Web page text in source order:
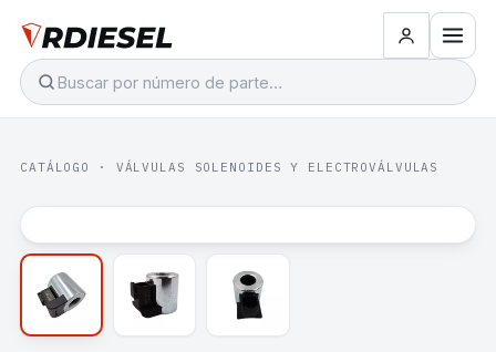
CATÁLOGO · VÁLVULAS SOLENOIDES Y ELECTROVÁLVULAS